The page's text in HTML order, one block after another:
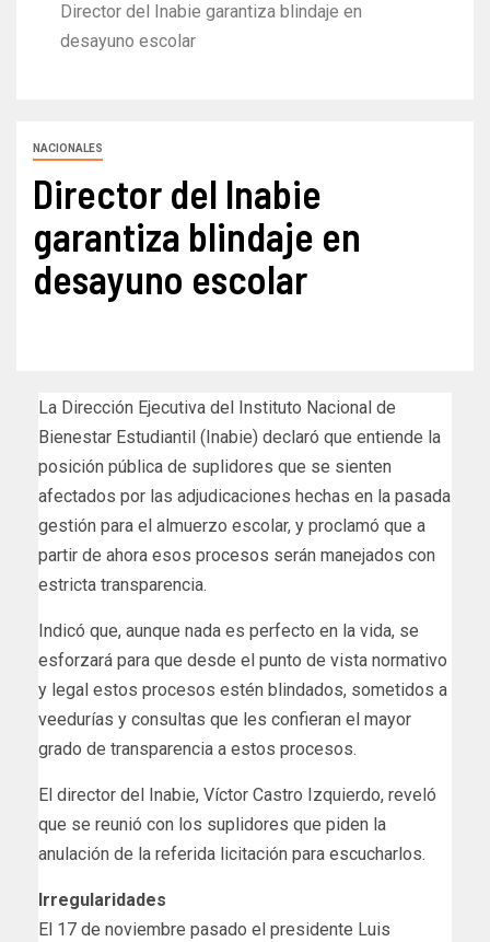
Director del Inabie garantiza blindaje en
desayuno escolar
NACIONALES
Director del Inabie
garantiza blindaje en
desayuno escolar
La Dirección Ejecutiva del Instituto Nacional de
Bienestar Estudiantil (Inabie) declaró que entiende la
posición pública de suplidores que se sienten
afectados por las adjudicaciones hechas en la pasada
gestión para el almuerzo escolar, y proclamó que a
partir de ahora esos procesos serán manejados con
estricta transparencia.
Indicó que, aunque nada es perfecto en la vida, se
esforzará para que desde el punto de vista normativo
y legal estos procesos estén blindados, sometidos a
veedurías y consultas que les confieran el mayor
grado de transparencia a estos procesos.
El director del Inabie, Víctor Castro Izquierdo, reveló
que se reunió con los suplidores que piden la
anulación de la referida licitación para escucharlos.
Irregularidades
El 17 de noviembre pasado el presidente Luis